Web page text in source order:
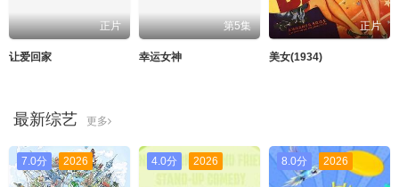
正片
让爱回家
第5集
幸运女神
正片
美女(1934)
最新综艺 更多
7.0分 2026 4.0分 2026 8.0分 2026